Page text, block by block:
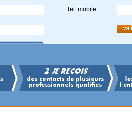
Tel. mobile :